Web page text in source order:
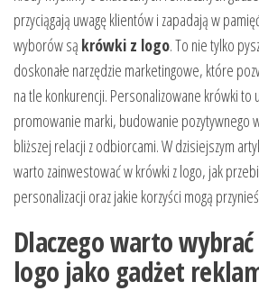
przyciągają uwagę klientów i zapadają w
wyborów są krówki z logo. To nie tylko
doskonałe narzędzie marketingowe, które
na tle konkurencji. Personalizowane krówki to
promowanie marki, budowanie pozytywnego
bliższej relacji z odbiorcami. W dzisiejszym
warto zainwestować w krówki z logo, jak
personalizacji oraz jakie korzyści mogą
Dlaczego warto
logo jako gadżet